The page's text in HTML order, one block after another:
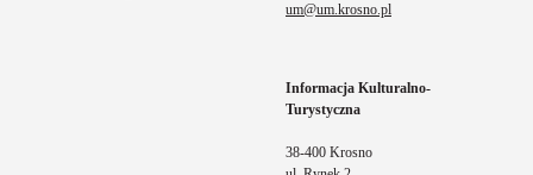
um@um.krosno.pl
Informacja Kulturalno-
Turystyczna
38-400 Krosno